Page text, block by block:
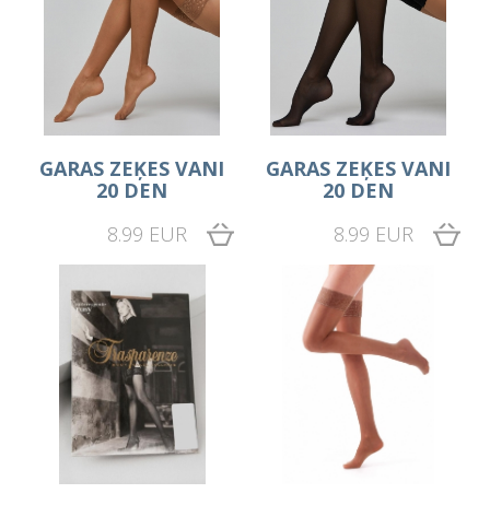
GARAS ZEĶES VANI
20 DEN
8.99 EUR
GARAS ZEĶES VANI
20 DEN
8.99 EUR